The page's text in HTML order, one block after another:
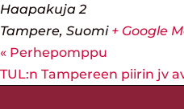
Haapakuja 2
Tampere, Suomi + Google
« Perhepomppu
TUL:n Tampereen piirin jv